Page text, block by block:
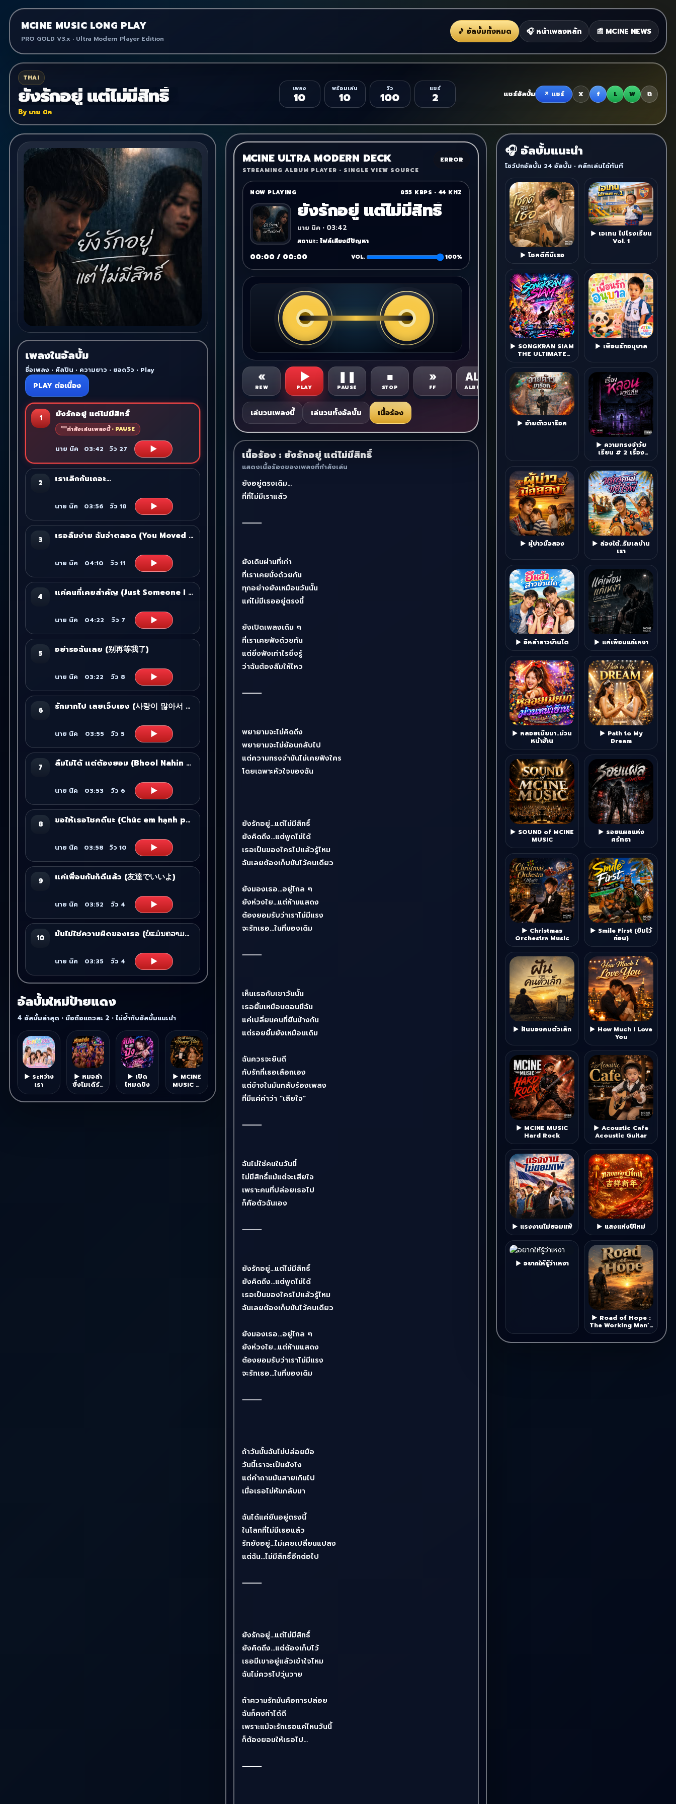
MCINE MUSIC LONG PLAY
PRO GOLD V3.x • Ultra Modern Player Edition
🎵 อัลบั้มทั้งหมด 🎧 หน้าเพลงหลัก 📰 MCINE NEWS
THAI
ยังรักอยู่ แต่ไม่มีสิทธิ์
By นาย นิค
เพลง
10
พร้อมเล่น
10
วิว
100
แชร์
2 แชร์อัลบั้ม ↗ แชร์ X f L W ⧉
เพลงในอัลบั้ม
ชื่อเพลง • ศิลปิน • ความยาว • ยอดวิว • Play
PLAY ต่อเนื่อง
1 ยังรักอยู่ แต่ไม่มีสิทธิ์
กำลังเล่นเพลงนี้
นาย นิค 03:42 วิว 27 ▶
2 เราเลิกกันเถอะ…
นาย นิค 03:56 วิว 18 ▶
3 เธอลืมง่าย ฉันจำตลอด (You Moved On, I Still Hold On)
นาย นิค 04:10 วิว 11 ▶
4 แค่คนที่เคยสำคัญ (Just Someone I Used to Be)
นาย นิค 04:22 วิว 7 ▶
5 อย่ารอฉันเลย (别再等我了)
นาย นิค 03:22 วิว 8 ▶
6 รักมากไป เลยเจ็บเอง (사랑이 많아서 아픈 거야)
นาย นิค 03:55 วิว 5 ▶
7 ลืมไม่ได้ แต่ต้องยอม (Bhool Nahin Paaya, Par Chhodna Pada)
นาย นิค 03:53 วิว 6 ▶
8 ขอให้เธอโชคดีนะ (Chúc em hạnh phúc)
นาย นิค 03:58 วิว 10 ▶
9 แค่เพื่อนกันก็ดีแล้ว (友達でいいよ)
นาย นิค 03:52 วิว 4 ▶
10 มันไม่ใช่ความผิดของเธอ (ບໍ່ແມ່ນຄວາມຜິດຂອງເຈົ້າ)
นาย นิค 03:35 วิว 4 ▶
อัลบั้มใหม่ป้ายแดง
4 อัลบั้มล่าสุด • มือถือแถวละ 2 • ไม่ซ้ำกับอัลบั้มแนะนำ
▶ ระหว่าง
เรา
▶ หมอลำ
ซิ่งโมเดิร์น
(Modern
Mo Lam
▶ เปิด
โหมดปัง
▶ MCINE
MUSIC –
Happy
Vibes
MCINE ULTRA MODERN DECK
STREAMING ALBUM PLAYER • SINGLE VIEW SOURCE
ERROR
NOW PLAYING 855 KBPS • 44 KHZ
ยังรักอยู่ แต่ไม่มีสิทธิ์
นาย นิค • 03:42
สถานะ: ไฟล์เสียงมีปัญหา
00:00 / 00:00 VOL. 100%
«
REW
▶
PLAY
❚❚
PAUSE
■
STOP
»
FF
ALL
ALBUM
เล่นวนเพลงนี้ เล่นวนทั้งอัลบั้ม เนื้อร้อง
เนื้อร้อง : ยังรักอยู่ แต่ไม่มีสิทธิ์
แสดงเนื้อร้องของเพลงที่กำลังเล่น
ยังอยู่ตรงเดิม…
ที่ที่ไม่มีเราแล้ว
⸻
ยังเดินผ่านที่เก่า
ที่เราเคยนั่งด้วยกัน
ทุกอย่างยังเหมือนวันนั้น
แค่ไม่มีเธออยู่ตรงนี้
ยังเปิดเพลงเดิม ๆ
ที่เราเคยฟังด้วยกัน
แต่ยิ่งฟังเท่าไรยิ่งรู้
ว่าฉันต้องลืมให้ไหว
⸻
พยายามจะไม่คิดถึง
พยายามจะไม่ย้อนกลับไป
แต่ความทรงจำมันไม่เคยฟังใคร
โดยเฉพาะหัวใจของฉัน
ยังรักอยู่…แต่ไม่มีสิทธิ์
ยังคิดถึง…แต่พูดไม่ได้
เธอเป็นของใครไปแล้วรู้ไหม
ฉันเลยต้องเก็บมันไว้คนเดียว
ยังมองเธอ…อยู่ไกล ๆ
ยังห่วงใย…แต่ห้ามแสดง
ต้องยอมรับว่าเราไม่มีแรง
จะรักเธอ…ในที่ของเดิม
⸻
เห็นเธอกับเขาวันนั้น
เธอยิ้มเหมือนตอนมีฉัน
แค่เปลี่ยนคนที่ยืนข้างกัน
แต่รอยยิ้มยังเหมือนเดิม
ฉันควรจะยินดี
กับรักที่เธอเลือกเอง
แต่ข้างในมันกลับร้องเพลง
ที่มีแค่คำว่า “เสียใจ”
⸻
ฉันไม่ใช่คนในวันนี้
ไม่มีสิทธิ์แม้แต่จะเสียใจ
เพราะคนที่ปล่อยเธอไป
ก็คือตัวฉันเอง
⸻
ยังรักอยู่…แต่ไม่มีสิทธิ์
ยังคิดถึง…แต่พูดไม่ได้
เธอเป็นของใครไปแล้วรู้ไหม
ฉันเลยต้องเก็บมันไว้คนเดียว
ยังมองเธอ…อยู่ไกล ๆ
ยังห่วงใย…แต่ห้ามแสดง
ต้องยอมรับว่าเราไม่มีแรง
จะรักเธอ…ในที่ของเดิม
⸻
ถ้าวันนั้นฉันไม่ปล่อยมือ
วันนี้เราจะเป็นยังไง
แต่คำถามมันสายเกินไป
เมื่อเธอไม่หันกลับมา
ฉันได้แค่ยืนอยู่ตรงนี้
ในโลกที่ไม่มีเธอแล้ว
รักยังอยู่…ไม่เคยเปลี่ยนแปลง
แต่ฉัน…ไม่มีสิทธิ์อีกต่อไป
⸻
ยังรักอยู่…แต่ไม่มีสิทธิ์
ยังคิดถึง…แต่ต้องเก็บไว้
เธอมีเขาอยู่แล้วเข้าใจไหม
ฉันไม่ควรไปวุ่นวาย
ถ้าความรักมันคือการปล่อย
ฉันก็คงทำได้ดี
เพราะแม้จะรักเธอแค่ไหนวันนี้
ก็ต้องยอมให้เธอไป…
⸻
อัลบั้มแนะนำ
โชว์ปกอัลบั้ม 24 อัลบั้ม • คลิกเล่นได้ทันที
▶ โชคดีที่มีเธอ
▶ เอเทน ไปโรงเรียน
Vol. 1
▶ SONGKRAN SIAM
THE ULTIMATE
FESTIVAL
▶ เพื่อนรักอนุบาล
▶ อ้ายต้าวขาร๊อค
▶ ความทรงจำวัย
เรียน # 2 เรื่อง
หลอน...มหาลัย
▶ ผู้บ่าวมือสอง
▶ ล่องใต้..ริมเลบ้าน
เรา
▶ อีหล้าสาวบ้านได ▶ แค่เพื่อนแก้เหงา
▶ หลอยเมียมา..ม่วน
หน้าฮ้าน
▶ Path to My
Dream
▶ SOUND of MCINE
MUSIC
▶ รอยแผลแห่ง
ศรัทธา
▶ Christmas
Orchestra Music
▶ Smile First (ยิ้มไว้
ก่อน)
▶ ฝันของคนตัวเล็ก
▶ How Much I Love
You
▶ MCINE MUSIC
Hard Rock
▶ Acoustic Cafe
Acoustic Guitar
▶ แรงงานไม่ยอมแพ้ ▶ แสงแห่งปีใหม่
▶ อยากให้รู้ว่าเหงา
▶ Road of Hope :
The Working Man’s
Journey